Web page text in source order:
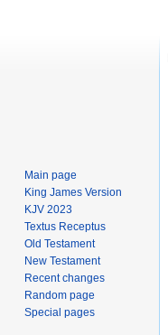
Main page
King James Version
KJV 2023
Textus Receptus
Old Testament
New Testament
Recent changes
Random page
Special pages